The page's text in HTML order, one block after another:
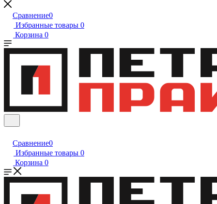
Сравнение0
Избранные товары 0
Корзина 0
Сравнение0
Избранные товары 0
Корзина 0